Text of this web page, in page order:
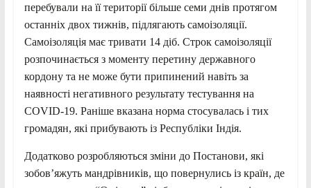
перебували на її території більше семи днів протягом
останніх двох тижнів, підлягають самоізоляції.
Самоізоляція має тривати 14 діб. Строк самоізоляції
розпочинається з моменту перетину державного
кордону та не може бути припинений навіть за
наявності негативного результату тестування на
COVID-19. Раніше вказана норма стосувалась і тих
громадян, які прибувають із Республіки Індія.
Додатково розробляються зміни до Постанови, які
зобов’яжуть мандрівників, що повернулись із країн, де